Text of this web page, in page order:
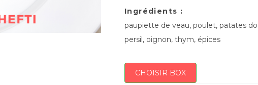
Ingrédients :
paupiette de veau, poulet, patates
persil, oignon, thym, épices
CHOISIR BOX